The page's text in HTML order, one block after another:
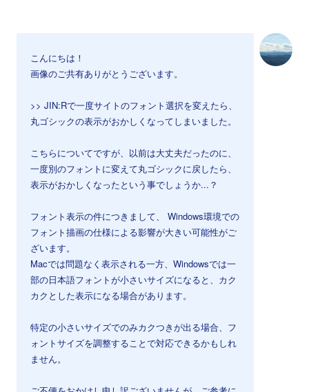
こんにちは！
画像のご共有ありがとうございます。
>> JIN:Rで一度サイトのフォント選択を変えたら、
丸ゴシックの表示がおかしくなってしまいました。
こちらについてですが、以前は大丈夫だったのに、
一度別のフォントに変えて丸ゴシックに戻したら、
表示がおかしくなったという事でしょうか...？
フォント表示の件につきまして、 Windows環境での
フォント描画の仕様による影響が大きい可能性がご
ざいます。
Macでは問題なく表示される一方、Windowsでは一
部の日本語フォントが小さいサイズになると、カク
カクとした表示になる場合があります。
特定の小さいサイズでのみカクつきが出る場合、フ
ォントサイズを調整することで対応できるかもしれ
ません。